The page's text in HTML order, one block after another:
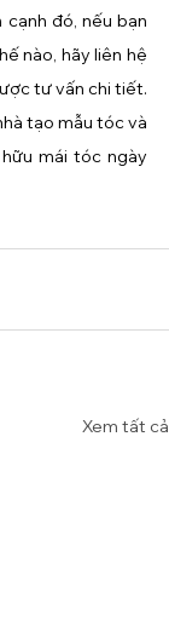
đó, nếu bạn
nào, hãy liên hệ
tư vấn chi tiết.
tạo mẫu tóc và
mái tóc ngày
Xem tất cả